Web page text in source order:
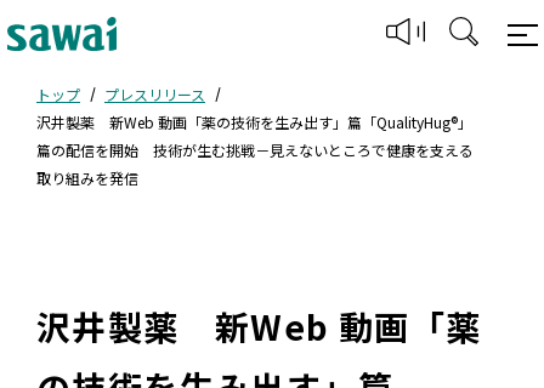
トップ
プレスリリース
沢井製薬 新Web 動画「薬の技術を生み出す」篇「QualityHug®」
篇の配信を開始 技術が生む挑戦－見えないところで健康を支える
取り組みを発信
沢井製薬 新Web 動画「薬